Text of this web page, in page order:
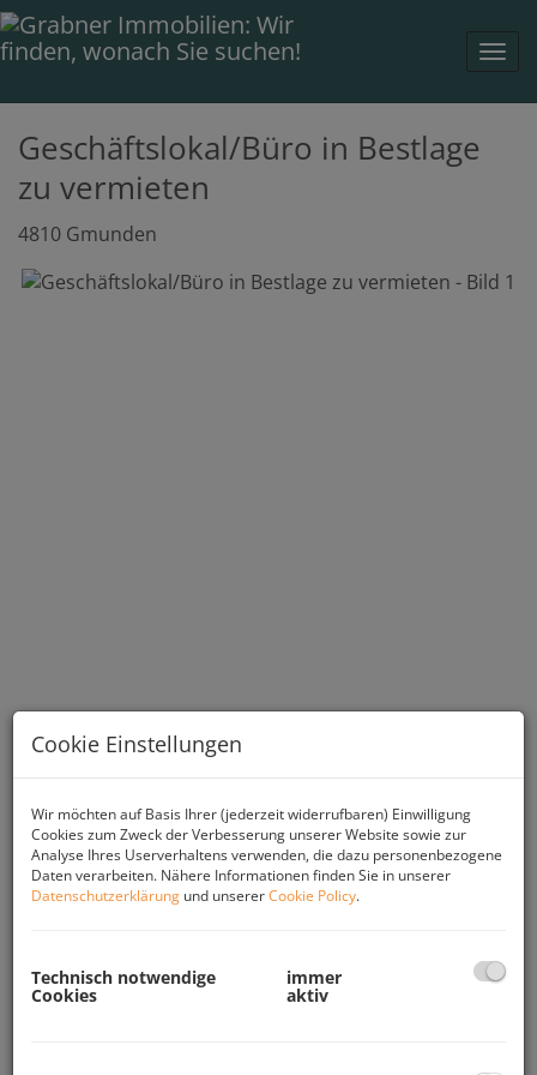
Geschäftslokal/Büro in Bestlage
zu vermieten
4810 Gmunden
Beschreibung
oder Büro bietet sich an. Die großzügigen Auslagen
eignen sich ideal zur Warenpräsentation.
Cookie Einstellungen
Wir möchten auf Basis Ihrer (jederzeit widerrufbaren) Einwilligung
Cookies zum Zweck der Verbesserung unserer Website sowie zur
Analyse Ihres Userverhaltens verwenden, die dazu personenbezogene
Daten verarbeiten. Nähere Informationen finden Sie in unserer
Datenschutzerklärung und unsererCookie Policy.
Technisch notwendige
Cookies
immer
aktiv